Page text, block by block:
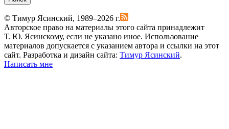
© Тимур Ясинский, 1989–2026 г.
Авторское право на материалы этого сайта принадлежит
Т. Ю. Ясинскому, если не указано иное. Использование
материалов допускается с указанием автора и ссылки на этот
сайт. Разработка и дизайн сайта: Тимур Ясинский.
Написать мне